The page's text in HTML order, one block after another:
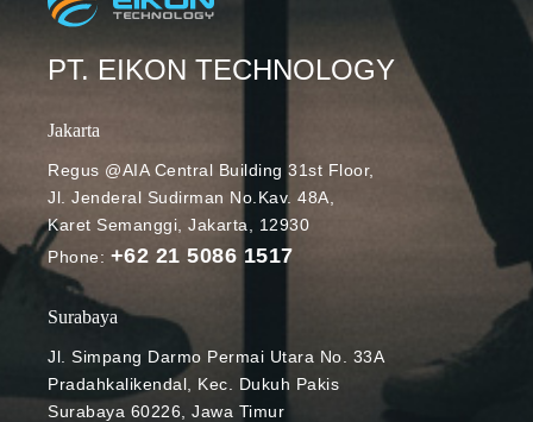
PT. EIKON TECHNOLOGY
Jakarta
Regus @AIA Central Building 31st Floor,
Jl. Jenderal Sudirman No.Kav. 48A,
Karet Semanggi, Jakarta, 12930
Phone: +62 21 5086 1517
Surabaya
Jl. Simpang Darmo Permai Utara No. 33A
Pradahkalikendal, Kec. Dukuh Pakis
Surabaya 60226, Jawa Timur